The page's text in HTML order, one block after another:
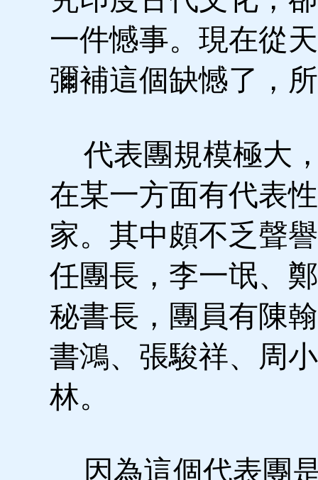
一件憾事。現在從
彌補這個缺憾了，
代表團規模極大
在某一方面有代表
家。其中頗不乏聲
任團長，李一氓、
秘書長，團員有陳
書鴻、張駿祥、周
林。
因為這個代表團